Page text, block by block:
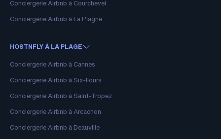
Conciergerie Airbnb à Courchevel
Conciergerie Airbnb à La Plagne
HOSTNFLY À LA PLAGE
Conciergerie Airbnb à Cannes
Conciergerie Airbnb à Six-Fours
Conciergerie Airbnb à Saint-Tropez
Conciergerie Airbnb à Arcachon
Conciergerie Airbnb à Deauville